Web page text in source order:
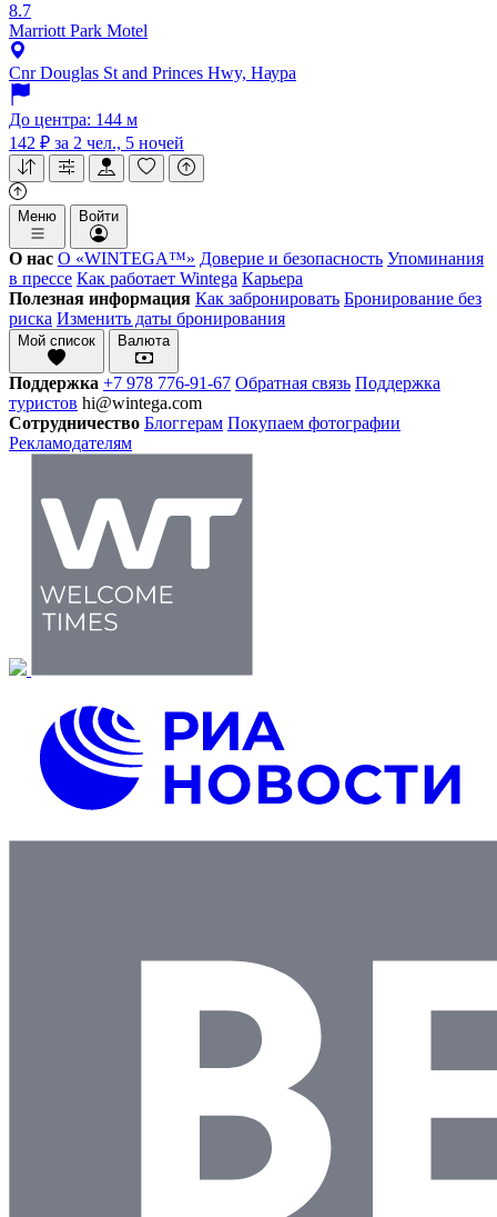
8.7
Marriott Park Motel
Cnr Douglas St and Princes Hwy, Наура
До центра: 144 м
142 ₽ за 2 чел., 5 ночей
Меню Войти
О нас О «WINTEGA™» Доверие и безопасность Упоминания
в прессе Как работает Wintega Карьера
Полезная информация Как забронировать Бронирование без
риска Изменить даты бронирования
Мой список Валюта
Поддержка +7 978 776-91-67 Обратная связь Поддержка
туристов hi@wintega.com
Сотрудничество Блоггерам Покупаем фотографии
Рекламодателям